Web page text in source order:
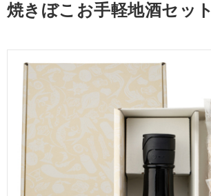
焼きぼこお手軽地酒セット